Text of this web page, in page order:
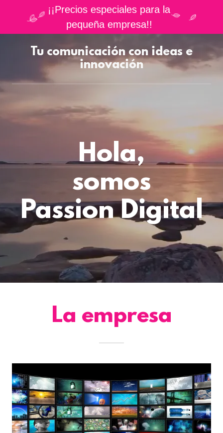
¡¡Precios especiales para la
pequeña empresa!!
Tu comunicación con ideas e
innovación
Hola,
somos
Passion Digital
La empresa